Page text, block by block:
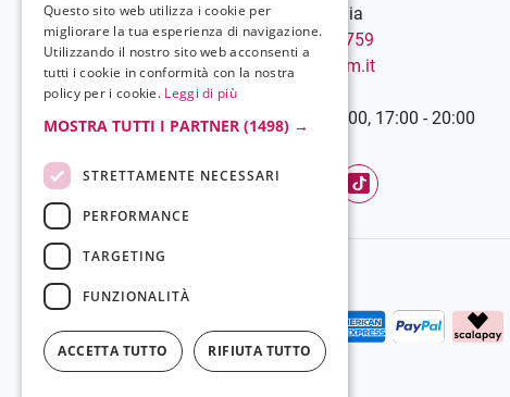
89900 Vibo Valentia - Italia
Chiamaci: +39 0963 544759
Scrivici:info@grelaparfum.it
Orari
Lunedì-Sabato: 9:00 - 13:00, 17:00 - 20:00
Facebook InstagramTikTok
Questo sito web utilizza i cookie per
migliorare la tua esperienza di navigazione.
Utilizzando il nostro sito web acconsenti a
tutti i cookie in conformità con la nostra
policy per i cookie. Leggi di più
MOSTRA TUTTI I PARTNER (1498) →
STRETTAMENTE NECESSARI
PERFORMANCE
TARGETING
FUNZIONALITÀ
ACCETTA TUTTO RIFIUTA TUTTO